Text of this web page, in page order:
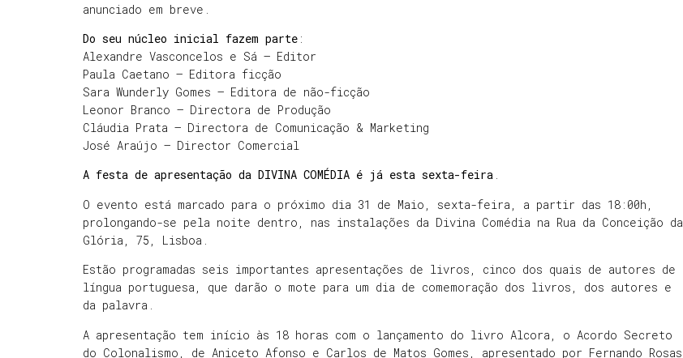
anunciado em breve.
Do seu núcleo inicial fazem parte :
Alexandre Vasconcelos e Sá – Editor
Paula Caetano – Editora ficção
Sara Wunderly Gomes – Editora de não-ficção
Leonor Branco – Directora de Produção
Cláudia Prata – Directora de Comunicação & Marketing
José Araújo – Director Comercial
A festa de apresentação da DIVINA COMÉDIA é já esta sexta-feira .
O evento está marcado para o próximo dia 31 de Maio, sexta-feira, a partir das 18:00h,
prolongando-se pela noite dentro, nas instalações da Divina Comédia na Rua da Conceição da
Glória, 75, Lisboa.
Estão programadas seis importantes apresentações de livros, cinco dos quais de autores de
língua portuguesa, que darão o mote para um dia de comemoração dos livros, dos autores e
da palavra.
A apresentação tem início às 18 horas com o lançamento do livro Alcora, o Acordo Secreto
do Colonalismo, de Aniceto Afonso e Carlos de Matos Gomes, apresentado por Fernando Rosas,